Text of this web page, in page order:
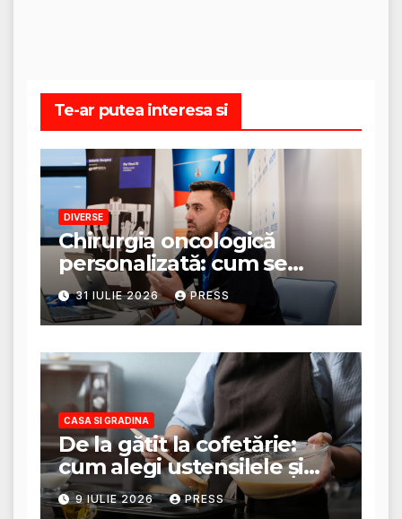
Te-ar putea interesa si
DIVERSE
Chirurgia oncologică
personalizată: cum se
stabilește planul de
tratament
31 IULIE 2026 PRESS
CASA SI GRADINA
De la gătit la cofetărie:
cum alegi ustensilele și
tigăile potrivite pentru un
rezultat perfect
9 IULIE 2026 PRESS